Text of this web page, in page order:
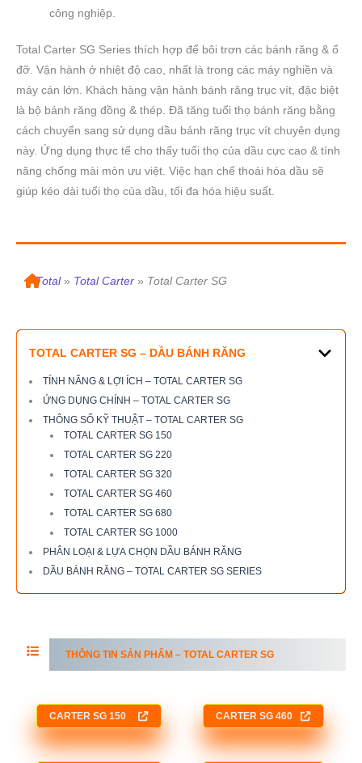
công nghiệp.
Total Carter SG Series thích hợp để bôi trơn các bánh răng & ổ
đỡ. Vận hành ở nhiệt độ cao, nhất là trong các máy nghiền và
máy cán lớn. Khách hàng vận hành bánh răng trục vít, đặc biệt
là bộ bánh răng đồng & thép. Đã tăng tuổi thọ bánh răng bằng
cách chuyển sang sử dụng dầu bánh răng trục vít chuyên dụng
này. Ứng dụng thực tế cho thấy tuổi thọ của dầu cực cao & tính
năng chống mài mòn ưu việt. Việc hạn chế thoái hóa dầu sẽ
giúp kéo dài tuổi thọ của dầu, tối đa hóa hiệu suất.
» Total » Total Carter » Total Carter SG
TOTAL CARTER SG – DẦU BÁNH RĂNG
TÍNH NĂNG & LỢI ÍCH – TOTAL CARTER SG
ỨNG DỤNG CHÍNH – TOTAL CARTER SG
THÔNG SỐ KỸ THUẬT – TOTAL CARTER SG
TOTAL CARTER SG 150
TOTAL CARTER SG 220
TOTAL CARTER SG 320
TOTAL CARTER SG 460
TOTAL CARTER SG 680
TOTAL CARTER SG 1000
PHÂN LOẠI & LỰA CHỌN DẦU BÁNH RĂNG
DẦU BÁNH RĂNG – TOTAL CARTER SG SERIES
THÔNG TIN SẢN PHẨM – TOTAL CARTER SG
CARTER SG 150 CARTER SG 460